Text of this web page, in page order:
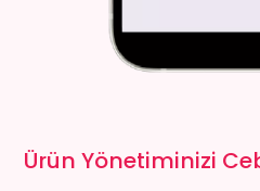
Ürün Yönetiminizi